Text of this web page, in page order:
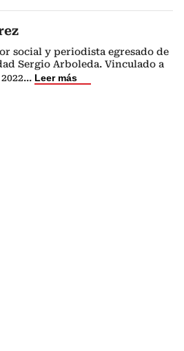
social y periodista egresado de
Sergio Arboleda. Vinculado a
... Leer más